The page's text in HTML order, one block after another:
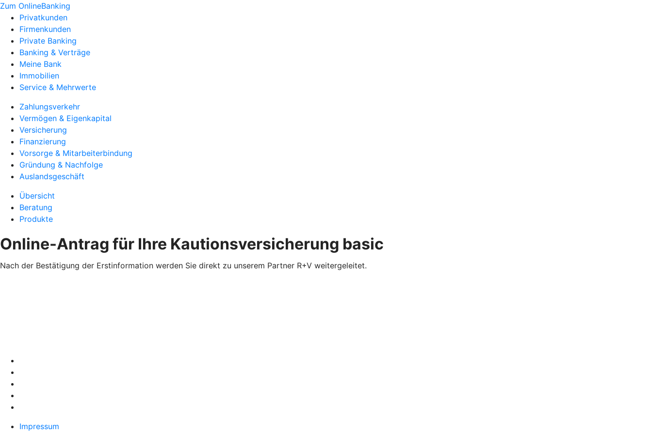
Zum OnlineBanking
Privatkunden
Firmenkunden
Private Banking
Banking & Verträge
Meine Bank
Immobilien
Service & Mehrwerte
Zahlungsverkehr
Vermögen & Eigenkapital
Versicherung
Finanzierung
Vorsorge & Mitarbeiterbindung
Gründung & Nachfolge
Auslandsgeschäft
Übersicht
Beratung
Produkte
Online-Antrag für Ihre Kautionsversicherung basic
Nach der Bestätigung der Erstinformation werden Sie direkt zu unserem Partner R+V weitergeleitet.
Impressum